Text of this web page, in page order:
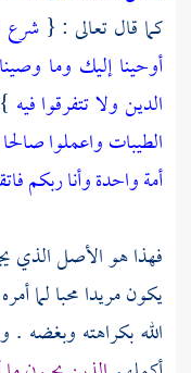
كما قال تعالى : {شرع
أوحينا إليك وما
الدين ولا تتفرقوا فيه
الطيبات واعملوا
أمة واحدة وأنا ربكم
فهذا هو الأصل الذي
يكون مريدا محبا لما
الله بكراهته وبغضه